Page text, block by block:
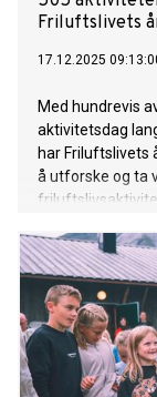
Friluftslivets
17.12.2025
Med hundrevis
aktivitetsdag
har Friluftslivets
å utforske og ta